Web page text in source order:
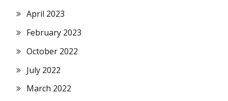
April 2023
February 2023
October 2022
July 2022
March 2022